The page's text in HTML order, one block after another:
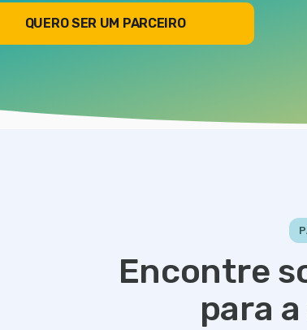
QUERO SER UM PARCEIRO
Encontre
para